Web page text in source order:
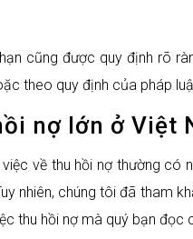
cũng được quy định rõ
theo quy định của pháp
nợ lớn ở Việt
về thu hồi nợ thường có
nhiên, chúng tôi đã tham
thu hồi nợ mà quý bạn đọc